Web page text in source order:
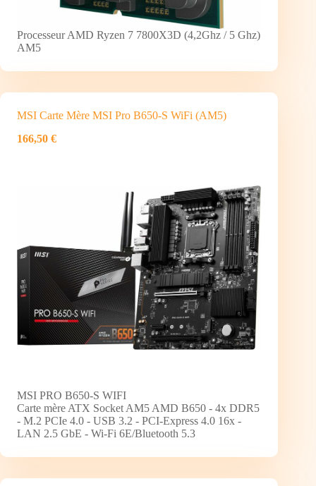
Processeur AMD Ryzen 7 7800X3D (4,2Ghz / 5 Ghz)
AM5
MSI Carte Mère MSI Pro B650-S WiFi (AM5)
166,50 €
MSI PRO B650-S WIFI
Carte mère ATX Socket AM5 AMD B650 - 4x DDR5
- M.2 PCIe 4.0 - USB 3.2 - PCI-Express 4.0 16x -
LAN 2.5 GbE - Wi-Fi 6E/Bluetooth 5.3